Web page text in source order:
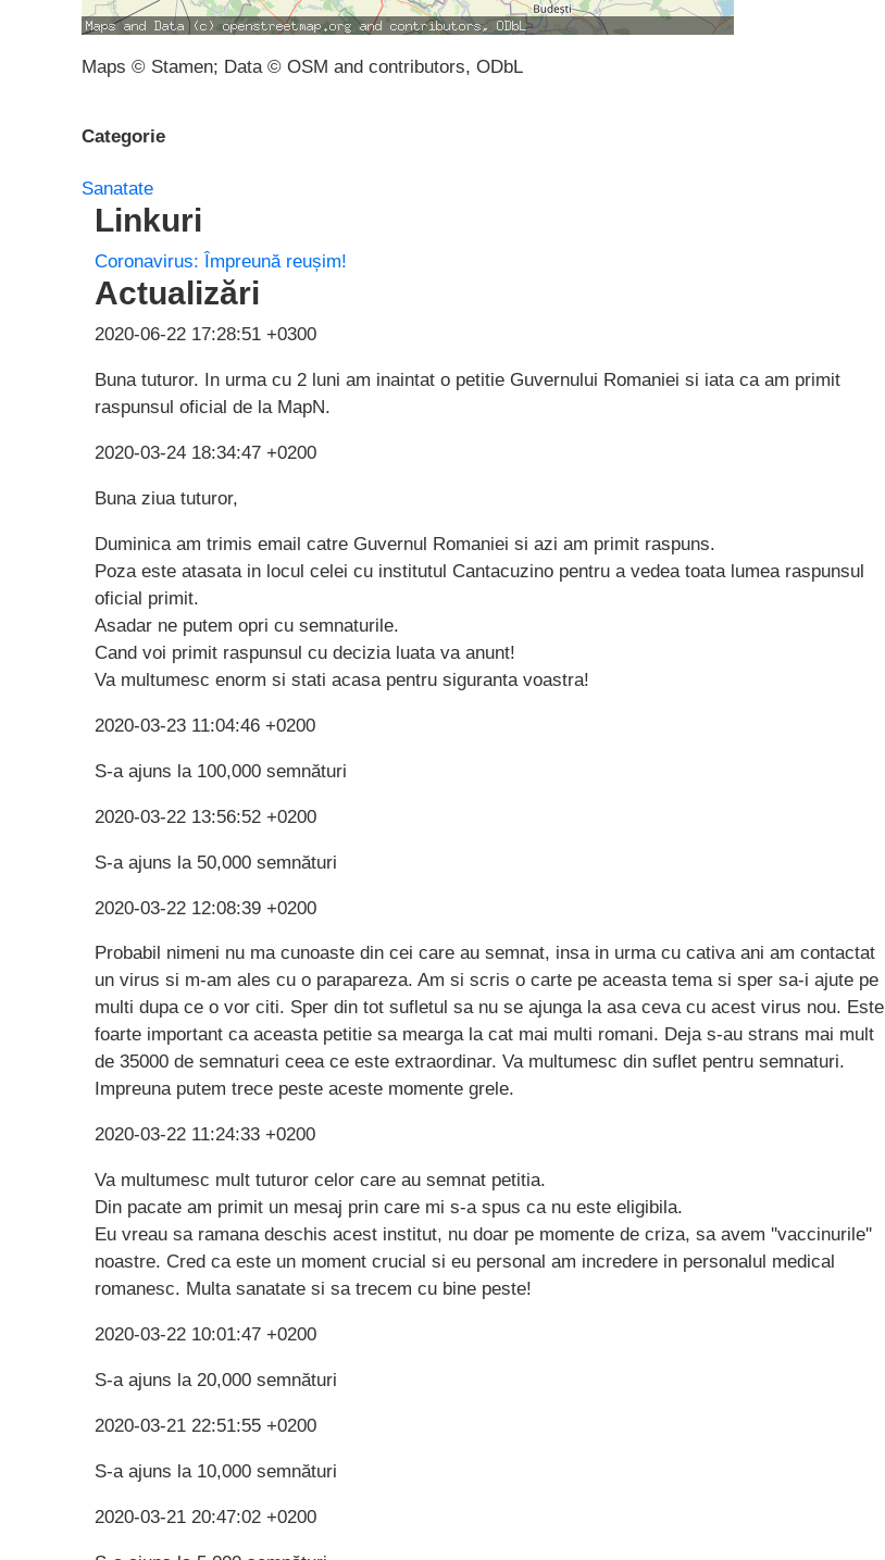
Maps © Stamen; Data © OSM and contributors, ODbL
Categorie
Sanatate
Linkuri
Coronavirus: Împreună reușim!
Actualizări
2020-06-22 17:28:51 +0300
Buna tuturor. In urma cu 2 luni am inaintat o petitie Guvernului Romaniei si iata ca am primit
raspunsul oficial de la MapN.
2020-03-24 18:34:47 +0200
Buna ziua tuturor,
Duminica am trimis email catre Guvernul Romaniei si azi am primit raspuns.
Poza este atasata in locul celei cu institutul Cantacuzino pentru a vedea toata lumea raspunsul
oficial primit.
Asadar ne putem opri cu semnaturile.
Cand voi primit raspunsul cu decizia luata va anunt!
Va multumesc enorm si stati acasa pentru siguranta voastra!
2020-03-23 11:04:46 +0200
S-a ajuns la 100,000 semnături
2020-03-22 13:56:52 +0200
S-a ajuns la 50,000 semnături
2020-03-22 12:08:39 +0200
Probabil nimeni nu ma cunoaste din cei care au semnat, insa in urma cu cativa ani am contactat
un virus si m-am ales cu o parapareza. Am si scris o carte pe aceasta tema si sper sa-i ajute pe
multi dupa ce o vor citi. Sper din tot sufletul sa nu se ajunga la asa ceva cu acest virus nou. Este
foarte important ca aceasta petitie sa mearga la cat mai multi romani. Deja s-au strans mai mult
de 35000 de semnaturi ceea ce este extraordinar. Va multumesc din suflet pentru semnaturi.
Impreuna putem trece peste aceste momente grele.
2020-03-22 11:24:33 +0200
Va multumesc mult tuturor celor care au semnat petitia.
Din pacate am primit un mesaj prin care mi s-a spus ca nu este eligibila.
Eu vreau sa ramana deschis acest institut, nu doar pe momente de criza, sa avem ''vaccinurile''
noastre. Cred ca este un moment crucial si eu personal am incredere in personalul medical
romanesc. Multa sanatate si sa trecem cu bine peste!
2020-03-22 10:01:47 +0200
S-a ajuns la 20,000 semnături
2020-03-21 22:51:55 +0200
S-a ajuns la 10,000 semnături
2020-03-21 20:47:02 +0200